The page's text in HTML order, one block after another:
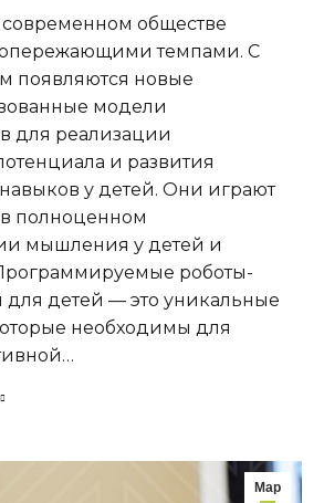
современном обществе
опережающими темпами. С
появляются новые
модели
для реализации
и развития
у детей. Они играют
полноценном
мышления у детей и
роботы-
для детей — это уникальные
необходимы для
Мар